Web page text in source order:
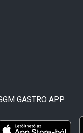
GASTRO APP